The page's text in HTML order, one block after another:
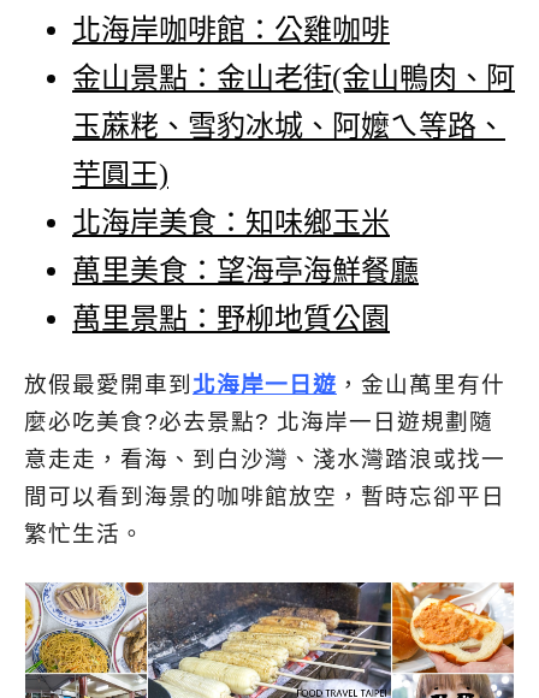
北海岸咖啡館：公雞咖啡
金山景點：金山老街(金山鴨肉、阿
玉蔴粩、雪豹冰城、阿嬤ㄟ等路、
芋圓王)
北海岸美食：知味鄉玉米
萬里美食：望海亭海鮮餐廳
萬里景點：野柳地質公園
放假最愛開車到 北海岸一日遊 ，金山萬里有什
麼必吃美食?必去景點? 北海岸一日遊規劃隨
意走走，看海、到白沙灣、淺水灣踏浪或找一
間可以看到海景的咖啡館放空，暫時忘卻平日
繁忙生活。